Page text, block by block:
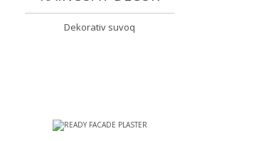
Dekorativ suvoq